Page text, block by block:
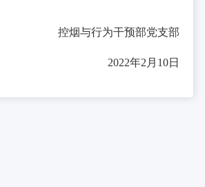
控烟与行为干预部党支部
2022年2月10日